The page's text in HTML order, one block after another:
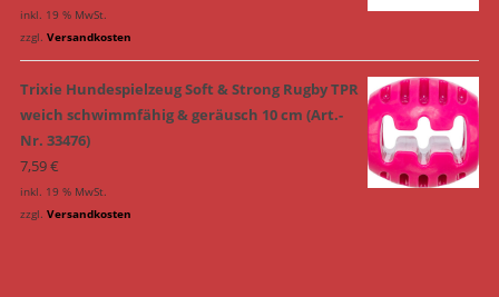
inkl. 19 % MwSt.
zzgl. Versandkosten
Trixie Hundespielzeug Soft & Strong Rugby TPR
weich schwimmfähig & geräusch 10 cm (Art.-
Nr. 33476)
7,59€
inkl. 19 % MwSt.
zzgl. Versandkosten